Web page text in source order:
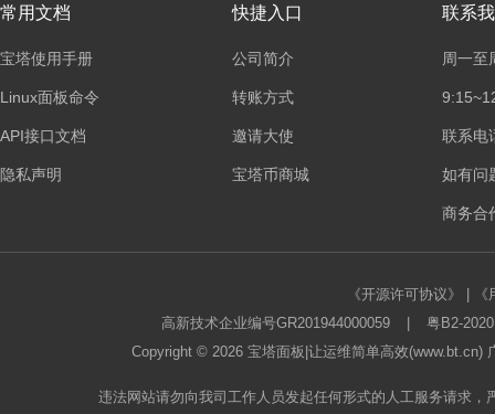
常用文档
宝塔使用手册
Linux面板命令
API接口文档
隐私声明
快捷入口
公司简介
转账方式
邀请大使
宝塔币商城
联系
周一至
联系电
如有问
商务合
《开源许可协议》
高新技术企业编号GR201944000059
粤B2-
Copyright © 2026 宝塔面板 |让运维简单高效
违法网站请勿向我司工作人员发起任何形式的人工服务请求，